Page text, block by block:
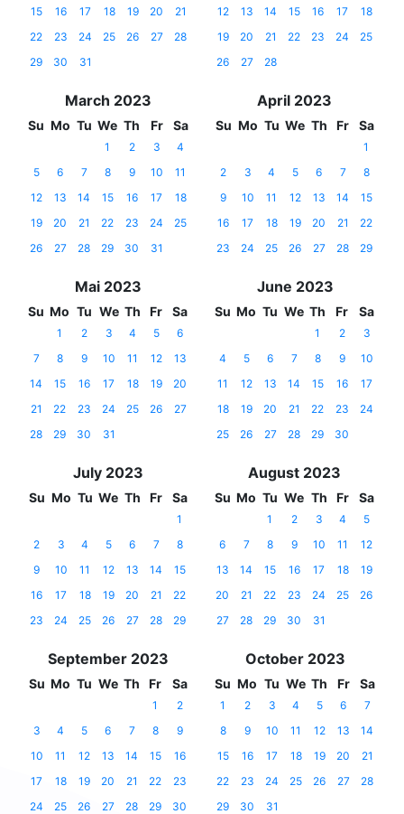
15
16 17 18 19 20
21
22
23 24 25 26 27
28
29
30 31
12
13 14 15 16 17
18
19
20 21 22 23 24
25
26
27 28
March 2023
Su Mo Tu We Th Fr Sa
1 2 3
4
5
6 7 8 9 10
11
12
13 14 15 16 17
18
19
20 21 22 23 24
25
26
27 28 29 30 31
April 2023
Su Mo Tu We Th Fr Sa
1
2
3 4 5 6 7
8
9
10 11 12 13 14
15
16
17 18 19 20 21
22
23
24 25 26 27 28 29
Mai 2023
Su Mo Tu We Th Fr Sa
1 2 3 4 5
6
7
8 9 10 11 12
13
14
15 16 17 18 19
20
21
22 23 24 25 26
27
28
29 30 31
June 2023
Su Mo Tu We Th Fr Sa
1 2
3
4
5 6 7 8 9
10
11
12 13 14 15 16
17
18
19 20 21 22 23
24
25
26 27 28 29 30
July 2023
Su Mo Tu We Th Fr Sa
1
2
3 4 5 6 7
8
9
10 11 12 13 14
15
16
17 18 19 20 21
22
23
24 25 26 27 28 29
August 2023
Su Mo Tu We Th Fr Sa
1 2 3 4
5
6
7 8 9 10 11
12
13
14 15 16 17 18
19
20
21 22 23 24 25
26
27
28 29 30 31
September 2023
Su Mo Tu We Th Fr Sa
1
2
3
4 5 6 7 8
9
10
11 12 13 14 15
16
17
18 19 20 21 22
23
24
25 26 27 28 29 30
October 2023
Su Mo Tu We Th Fr Sa
1 2 3 4 5 6
7
8
9 10 11 12 13
14
15
16 17 18 19 20
21
22
23 24 25 26 27
28
29
30 31